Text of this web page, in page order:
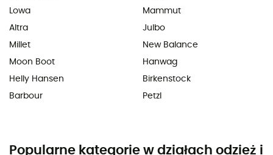
Lowa
Altra
Millet
Moon Boot
Helly Hansen
Barbour
Mammut
Julbo
New Balance
Hanwag
Birkenstock
Petzl
Popularne kategorie w działach odzież i